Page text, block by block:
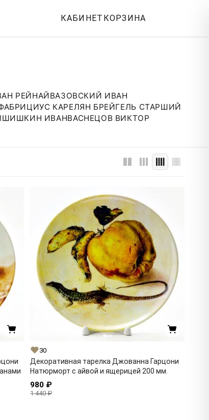
КАБИНЕТ КОРЗИНА
РЕЙНАЙВАЗОВСКИЙ ИВАН
КАРЕЛЯН БРЕЙГЕЛЬ СТАРШИЙ
ШИШКИН ИВАНВАСНЕЦОВ ВИКТОР
30
Декоративная тарелка Джованна Гарцони
Натюрморт с айвой и ящерицей 200 мм.
980 ₽
1 440 ₽